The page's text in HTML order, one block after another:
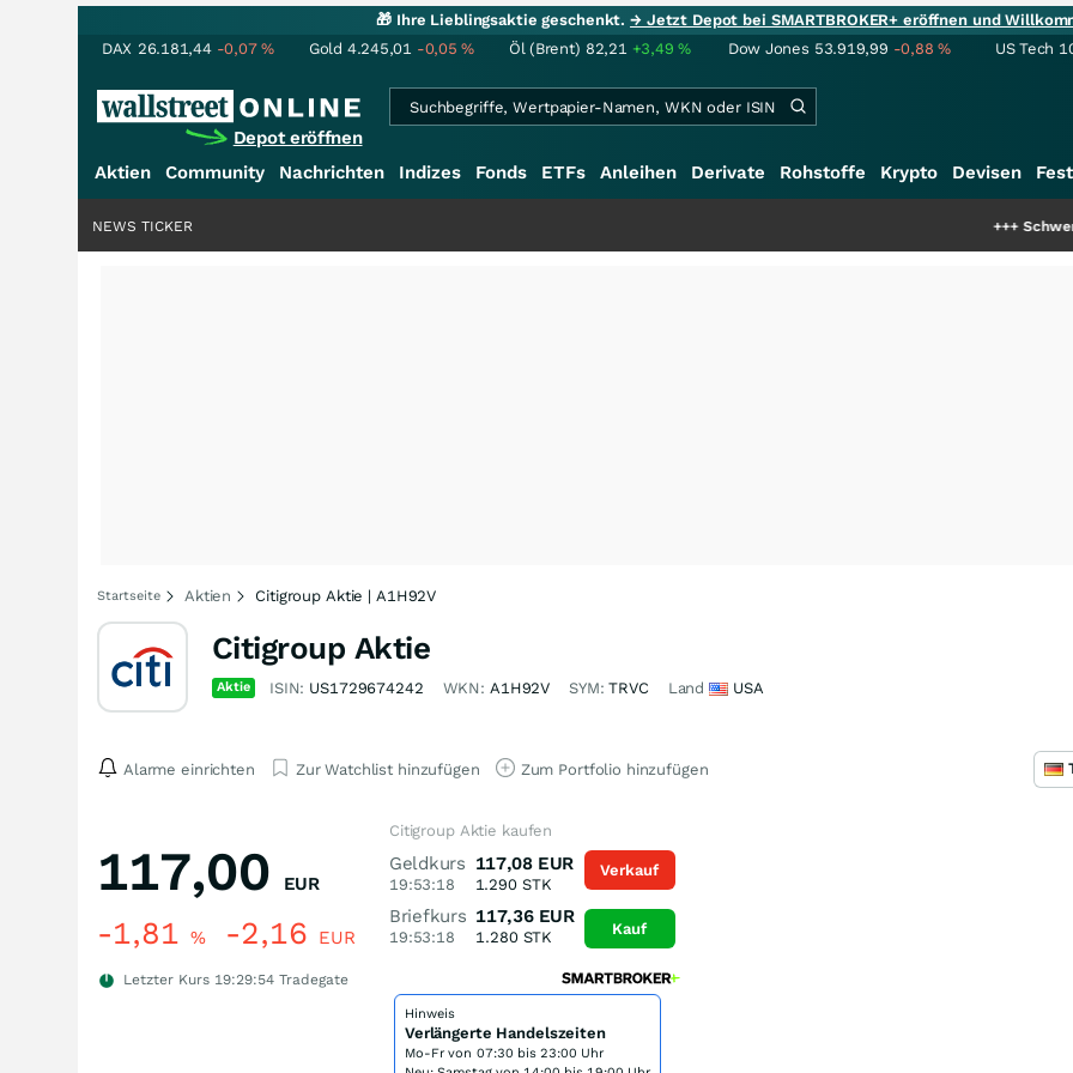
🎁 Ihre Lieblingsaktie geschenkt.→ Jetzt Depot bei SMARTBROKER+ eröffnen und
DAX 26.181,44 -0,07% Gold 4.245,01 -0,05% Öl (Brent) 82,21 +3,49% Dow Jones 53.919,99 -0,88% US Tech
Depot eröffnen
Aktien Community Nachrichten Indizes Fonds ETFs Anleihen Derivate Rohstoffe Krypto Devisen
Schwere Seltene
NEWS TICKER
Startseite Aktien Citigroup Aktie | A1H92V
Citigroup Aktie
Aktie ISIN: US1729674242 WKN: A1H92V SYM:TRVC Land USA
Alarme einrichten Zur Watchlist hinzufügen Zum Portfolio hinzufügen
117,00 EUR
-1,81 % -2,16 EUR
Letzter Kurs 19:29:54 Tradegate
Citigroup Aktie kaufen
Geldkurs
19:53:18
117,08 EUR
1.290STK
Briefkurs
19:53:18
117,36 EUR
1.280STK
Verkauf
Kauf
Hinweis
Verlängerte Handelszeiten
Mo-Fr von 07:30 bis 23:00 Uhr